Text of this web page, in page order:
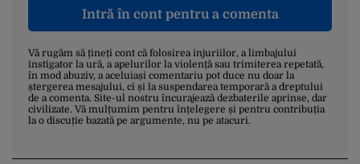
Intră în cont pentru a comenta
Vă rugăm să țineți cont că folosirea injuriilor, a limbajului
instigator la ură, a apelurilor la violență sau trimiterea repetată,
în mod abuziv, a aceluiași comentariu pot duce nu doar la
ștergerea mesajului, ci și la suspendarea temporară a dreptului
de a comenta. Site-ul nostru încurajează dezbaterile aprinse, dar
civilizate. Vă mulțumim pentru înțelegere și pentru contribuția
la o discuție bazată pe argumente, nu pe atacuri.